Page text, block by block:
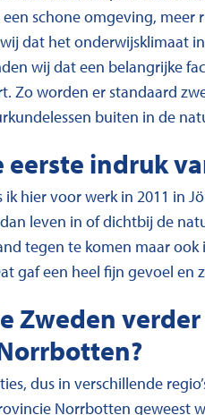
schone omgeving, meer
dat het onderwijsklimaat
wij dat een belangrijke
Zo worden er standaard
buiten in de
eerste indruk
ik hier voor werk in 2011 in
leven in of dichtbij de
tegen te komen maar
gaf een heel fijn gevoel
Zweden
dus in verschillende
Norrbotten geweest